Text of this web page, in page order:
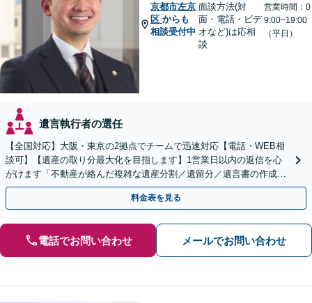
京都市左京
区 からも
相談受付中
面談方法(対
面・電話・ビデ
オなど)は応相
談
営業時間：0
9:00~19:00
（平日）
遺言執行者の選任
【全国対応】大阪・東京の2拠点でチームで迅速対応【電話・WEB相
談可】【遺産の取り分最大化を目指します】1営業日以内の返信を心
がけます「不動産が絡んだ複雑な遺産分割／遺留分／遺言書の作成・
執行／事業承継など、お任せください」【休日相談あり】
料金表を見る
電話でお問い合わせ メールでお問い合わせ